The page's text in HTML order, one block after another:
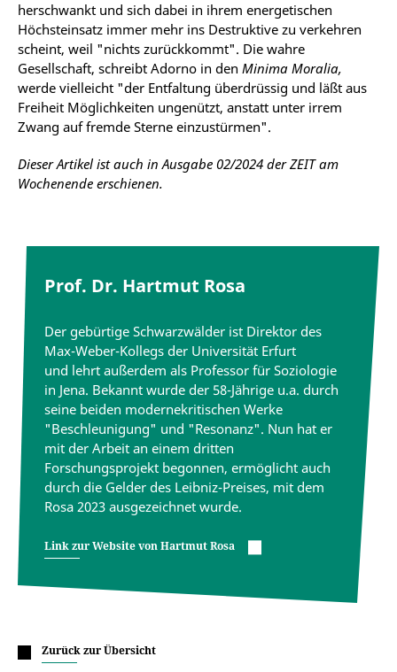
herschwankt und sich dabei in ihrem energetischen
Höchsteinsatz immer mehr ins Destruktive zu verkehren
scheint, weil "nichts zurückkommt". Die wahre
Gesellschaft, schreibt Adorno in den Minima Moralia,
werde vielleicht "der Entfaltung überdrüssig und läßt aus
Freiheit Möglichkeiten ungenützt, anstatt unter irrem
Zwang auf fremde Sterne einzustürmen".
Dieser Artikel ist auch in Ausgabe 02/2024 der ZEIT am
Wochenende erschienen.
Prof. Dr. Hartmut Rosa
Der gebürtige Schwarzwälder ist Direktor des
Max-Weber-Kollegs der Universität Erfurt
und lehrt außerdem als Professor für Soziologie
in Jena. Bekannt wurde der 58-Jährige u.a. durch
seine beiden modernekritischen Werke
"Beschleunigung" und "Resonanz". Nun hat er
mit der Arbeit an einem dritten
Forschungsprojekt begonnen, ermöglicht auch
durch die Gelder des Leibniz-Preises, mit dem
Rosa 2023 ausgezeichnet wurde.
Link zur Website von Hartmut Rosa
Zurück zur Übersicht